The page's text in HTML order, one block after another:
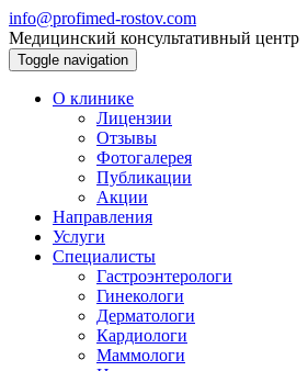
info@profimed-rostov.com
Медицинский консультативный центр
Toggle navigation
О клинике
Лицензии
Отзывы
Фотогалерея
Публикации
Акции
Направления
Услуги
Специалисты
Гастроэнтерологи
Гинекологи
Дерматологи
Кардиологи
Маммологи